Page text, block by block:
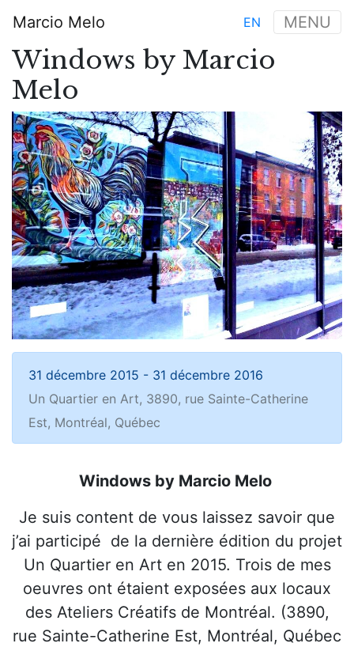
au
contenu
principal
Main
navigation
Marcio Melo MENU
EN
Windows by Marcio
Melo
31 décembre 2015 - 31 décembre 2016
Un Quartier en Art, 3890, rue Sainte-Catherine
Est, Montréal, Québec
Windows by Marcio Melo
Je suis content de vous laissez savoir que
j’ai participé de la dernière édition du projet
Un Quartier en Art en 2015. Trois de mes
oeuvres ont étaient exposées aux locaux
des Ateliers Créatifs de Montréal. (3890,
rue Sainte-Catherine Est, Montréal, Québec